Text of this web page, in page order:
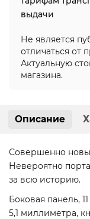
выдачи
Не является
отличаться от
Актуальную
магазина.
Описание
Совершенно
Невероятно
за всю историю.
Боковая панель,
5,1 миллиметра,